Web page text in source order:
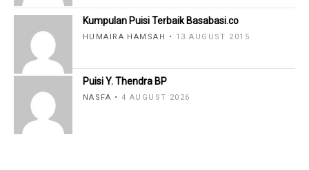
Kumpulan Puisi Terbaik Basabasi.co
HUMAIRA HAMSAH 13 AUGUST 2015
Puisi Y. Thendra BP
NASFA 4 AUGUST 2026